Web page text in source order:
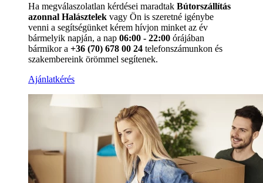
Ha megválaszolatlan kérdései maradtak Bútorszállítás
azonnal Halásztelek vagy Ön is szeretné igénybe
venni a segítségünket kérem hívjon minket az év
bármelyik napján, a nap 06:00 - 22:00 órájában
bármikor a +36 (70) 678 00 24 telefonszámunkon és
szakembereink örömmel segítenek.
Ajánlatkérés